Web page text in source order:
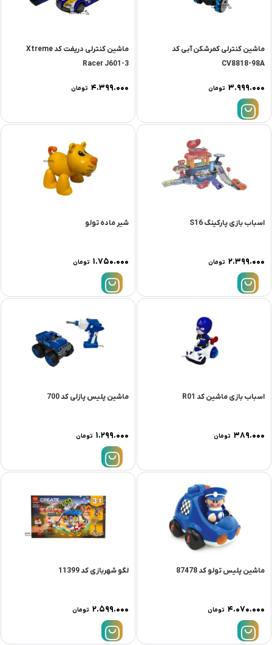
ماشین کنترلی کمرشکن آبی کد
CV8818-98A
۳.۹۹۹.۰۰۰ تومان
ماشین کنترلی دریفت کد Xtreme
Racer J601-3
۴.۳۹۹.۰۰۰ تومان
اسباب بازی پارکینگ S16
۲.۳۹۹.۰۰۰ تومان
شیر ماده تولو
۱.۷۵۰.۰۰۰ تومان
اسباب بازی ماشین کد R01
۳۸۹.۰۰۰ تومان
ماشین پلیس پازلی کد 700
۱.۲۹۹.۰۰۰ تومان
ماشین پلیس تولو کد 87478
۴.۰۷۰.۰۰۰ تومان
لگو شهربازی کد 11399
۲.۵۹۹.۰۰۰ تومان